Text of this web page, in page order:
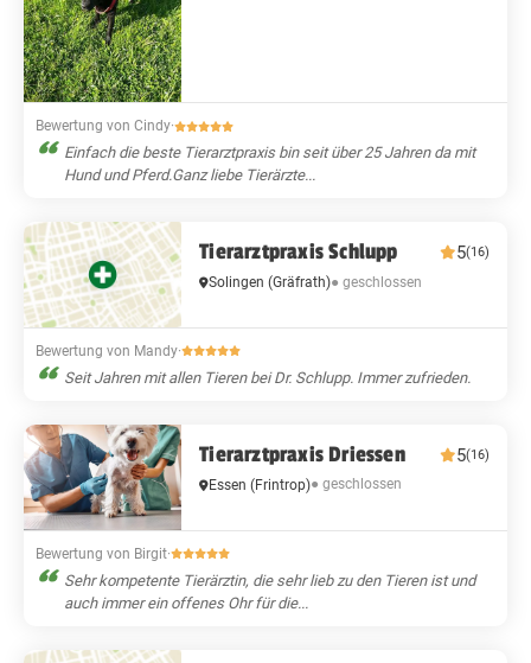
Bewertung von Cindy·
Einfach die beste Tierarztpraxis bin seit über 25 Jahren da mit
Hund und Pferd.Ganz liebe Tierärzte...
Tierarztpraxis Schlupp 5(16)
Solingen(Gräfrath)● geschlossen
Bewertung von Mandy·
Seit Jahren mit allen Tieren bei Dr. Schlupp. Immer zufrieden.
Tierarztpraxis Driessen 5(16)
Essen(Frintrop)● geschlossen
Bewertung von Birgit·
Sehr kompetente Tierärztin, die sehr lieb zu den Tieren ist und
auch immer ein offenes Ohr für die...